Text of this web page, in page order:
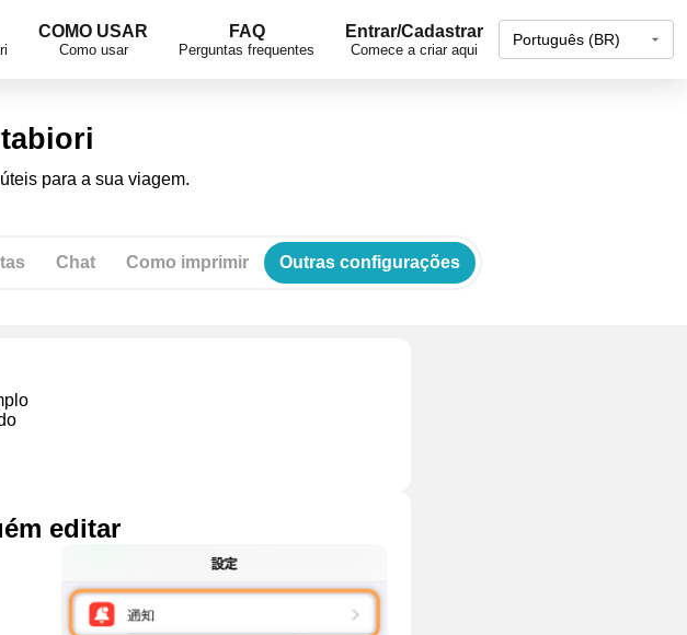
COMO USAR
Como usar
FAQ
Perguntas frequentes
Entrar/Cadastrar
Comece a criar aqui
para a sua viagem.
Chat Como imprimir Outras configurações
editar